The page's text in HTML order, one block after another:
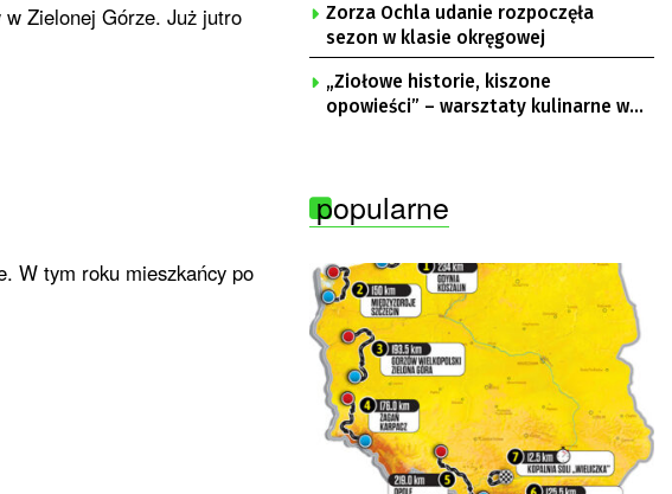
Zielonej Górze. Już jutro
W tym roku mieszkańcy po
Zorza Ochla udanie rozpoczęła
sezon w klasie okręgowej
„Ziołowe historie, kiszone
opowieści” – warsztaty kulinarne w
popularne